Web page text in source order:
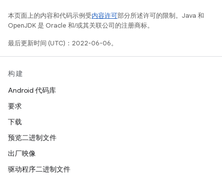
本页面上的内容和代码示例受内容许可部分所述许可的限制。Java 和
OpenJDK 是 Oracle 和/或其关联公司的注册商标。
最后更新时间 (UTC)：2022-06-06。
构建
Android 代码库
要求
下载
预览二进制文件
出厂映像
驱动程序二进制文件